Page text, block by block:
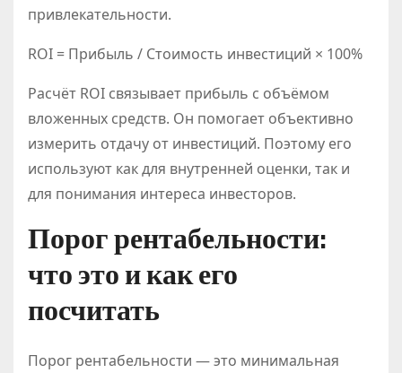
привлекательности.
ROI = Прибыль / Стоимость инвестиций × 100%
Расчёт ROI связывает прибыль с объёмом
вложенных средств. Он помогает объективно
измерить отдачу от инвестиций. Поэтому его
используют как для внутренней оценки, так и
для понимания интереса инвесторов.
Порог рентабельности:
что это и как его
посчитать
Порог рентабельности — это минимальная